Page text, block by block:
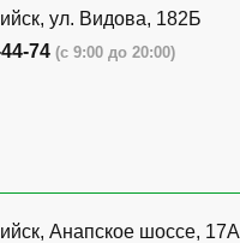
ул. Видова, 182Б
74 (с 9:00 до 20:00)
Анапское шоссе, 17А